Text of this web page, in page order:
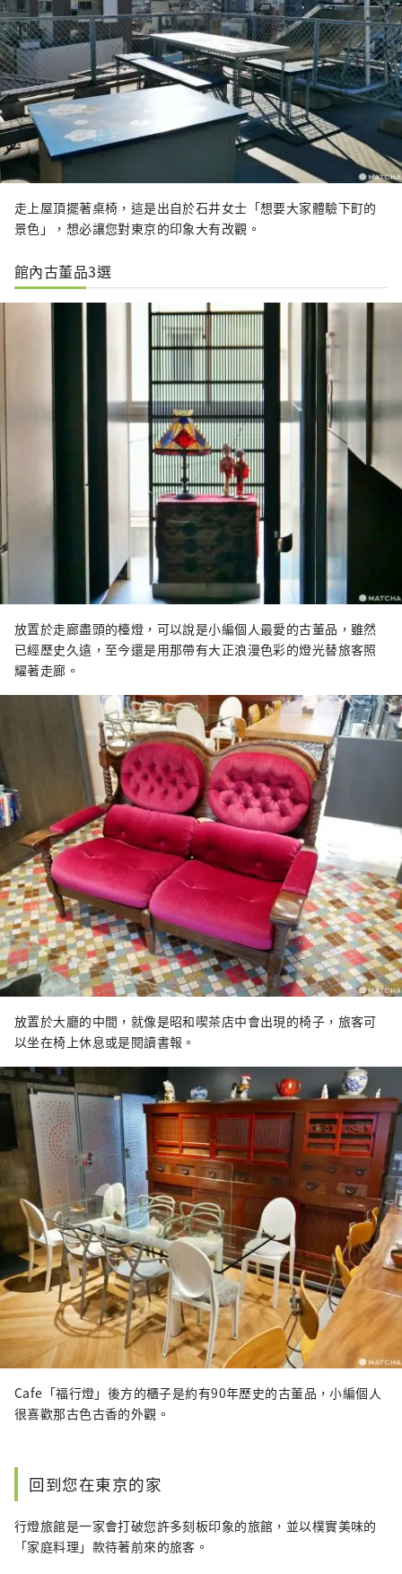
走上屋頂擺著桌椅，這是出自於石井女士「想要大家體驗下町的
景色」，想必讓您對東京的印象大有改觀。
館內古董品3選
放置於走廊盡頭的檯燈，可以說是小編個人最愛的古董品，雖然
已經歷史久遠，至今還是用那帶有大正浪漫色彩的燈光替旅客照
耀著走廊。
放置於大廳的中間，就像是昭和喫茶店中會出現的椅子，旅客可
以坐在椅上休息或是閱讀書報。
Cafe「福行燈」後方的櫃子是約有90年歷史的古董品，小編個人
很喜歡那古色古香的外觀。
回到您在東京的家
行燈旅館是一家會打破您許多刻板印象的旅館，並以樸實美味的
「家庭料理」款待著前來的旅客。